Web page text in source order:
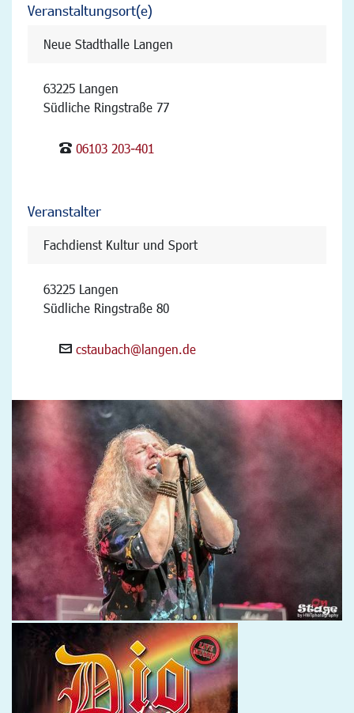
Veranstaltungsort(e)
Neue Stadthalle Langen
63225 Langen
Südliche Ringstraße 77
06103 203-401
Veranstalter
Fachdienst Kultur und Sport
63225 Langen
Südliche Ringstraße 80
cstaubach@langen.de